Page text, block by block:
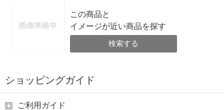
この商品と
イメージが近い商品を探す
検索する
ショッピングガイド
ご利用ガイド